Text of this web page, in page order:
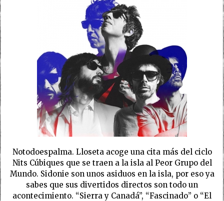
Notodoespalma. Lloseta acoge una cita más del ciclo
Nits Cúbiques que se traen a la isla al Peor Grupo del
Mundo. Sidonie son unos asiduos en la isla, por eso ya
sabes que sus divertidos directos son todo un
acontecimiento. “Sierra y Canadá”, “Fascinado” o “El